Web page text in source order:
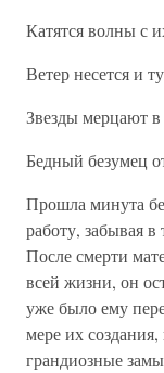
Катятся волны с
Ветер несется и
Звезды мерцают в
Бедный безумец
Прошла минута
работу, забывая в
После смерти
всей жизни, он
уже было ему
мере их
грандиозные